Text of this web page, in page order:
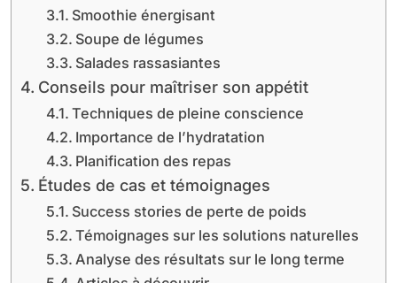
Smoothie énergisant
Soupe de légumes
Salades rassasiantes
Conseils pour maîtriser son appétit
Techniques de pleine conscience
Importance de l’hydratation
Planification des repas
Études de cas et témoignages
Success stories de perte de poids
Témoignages sur les solutions naturelles
Analyse des résultats sur le long terme